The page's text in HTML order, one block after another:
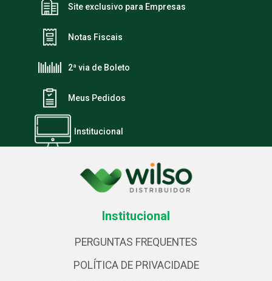
Site exclusivo para Empresas
Notas Fiscais
2ª via de Boleto
Meus Pedidos
Institucional
Institucional
PERGUNTAS FREQUENTES
POLÍTICA DE PRIVACIDADE